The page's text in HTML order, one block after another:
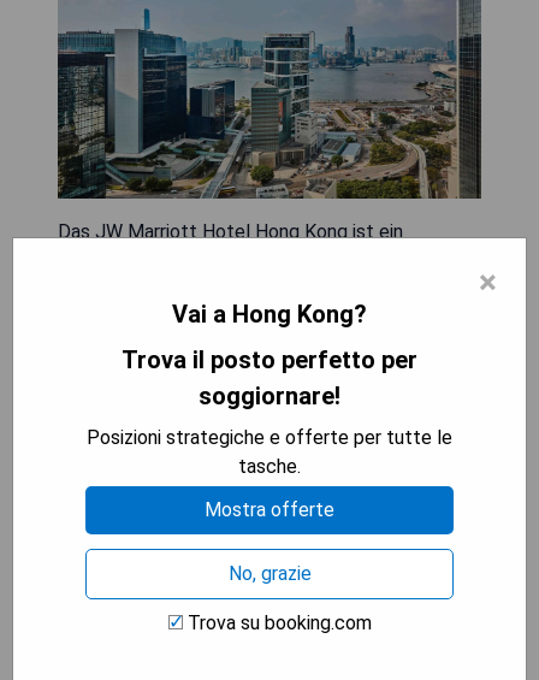
Das JW Marriott Hotel Hong Kong ist ein
Place Complex, welcher direkten Zugang zur
Admiralty MTR U-Bahn Station und zum Pacific
Place Einkaufszentrum bietet. Gäste können sich
am beheizten Außenpool entspannen oder die
kostenlosen Internetverbindungen im Zimmer
sowie im Lobbybereich nutzen. Das preisgekrönte
Man Ho Restaurant serviert authentische
kantonesische Küche, während die Fish Bar
frischen Fisch und Meeresfrüchte anbietet. Die
eleganten Zimmer bieten große Fenster mit
atemberaubendem Blick auf die Stadt Hongkong,
den Victoria Hafen oder die umliegenden Berge
×
Vai a Hong Kong?
Trova il posto perfetto per
soggiornare!
Posizioni strategiche e offerte per tutte le
tasche.
Mostra offerte
No, grazie
Trova su booking.com